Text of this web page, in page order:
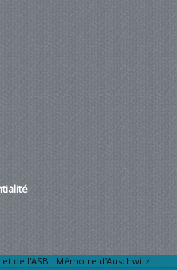
de l'ASBL Mémoire d’Auschwitz